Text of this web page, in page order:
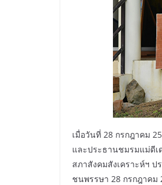
เมื่อวันที่ 28 กรกฎาคม
และประธานชมรมแม่ดี
สภาสังคมสังเคราะห์ฯ ป
ชนพรรษา 28 กรกฎาคม